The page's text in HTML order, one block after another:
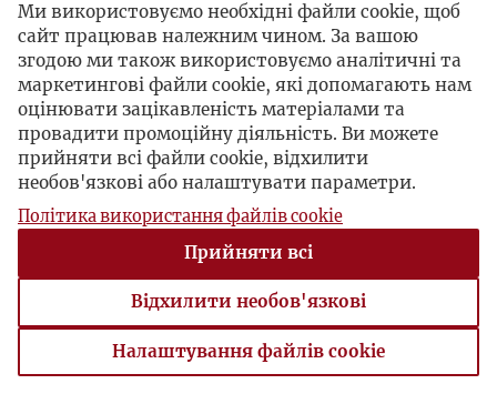
Postacie powiązane
Inne:Stanisław Mikołajczyk
Inne:Stefan Korboński
Autor publikacji:M. W.
Ми використовуємо необхідні файли cookie, щоб
сайт працював належним чином. За вашою
згодою ми також використовуємо аналітичні та
маркетингові файли cookie, які допомагають нам
оцінювати зацікавленість матеріалами та
провадити промоційну діяльність. Ви можете
прийняти всі файли cookie, відхилити
необов'язкові або налаштувати параметри.
Політика використання файлів cookie
Прийняти всі
Відхилити необов'язкові
Налаштування файлів cookie
Налаштування файлів cookie